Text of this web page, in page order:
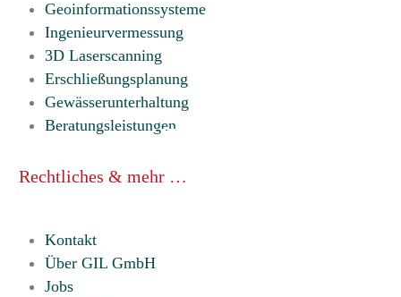
Geoinformationssysteme
Ingenieurvermessung
3D Laserscanning
Erschließungsplanung
Gewässerunterhaltung
Beratungsleistungen
Rechtliches & mehr …
Kontakt
Über GIL GmbH
Jobs